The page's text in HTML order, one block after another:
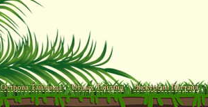
Острова Тайланда Отдых Тайланд Экскурсии Паттайя